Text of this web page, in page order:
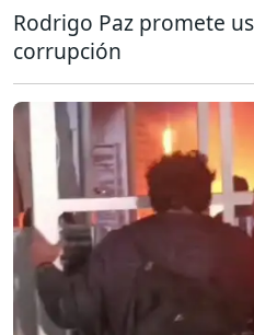
Rodrigo Paz promete
corrupción